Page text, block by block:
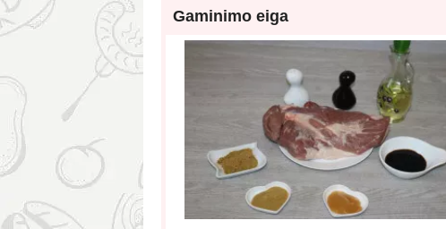
Gaminimo eiga